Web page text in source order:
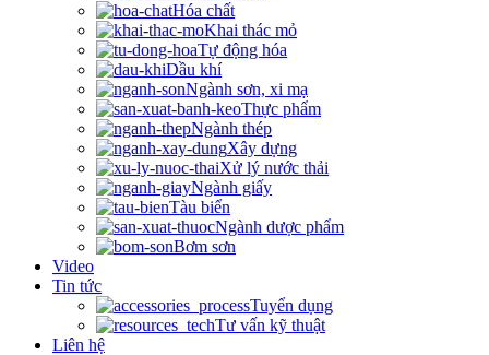
Hóa chất
Khai thác mỏ
Tự động hóa
Dầu khí
Ngành sơn, xi mạ
Thực phẩm
Ngành thép
Xây dựng
Xử lý nước thải
Ngành giấy
Tàu biển
Ngành dược phẩm
Bơm sơn
Video
Tin tức
Tuyển dụng
Tư vấn kỹ thuật
Liên hệ